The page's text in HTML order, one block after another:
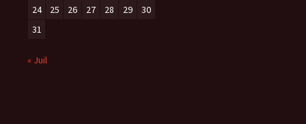
24
25 26 27 28 29
30
31
« Juil